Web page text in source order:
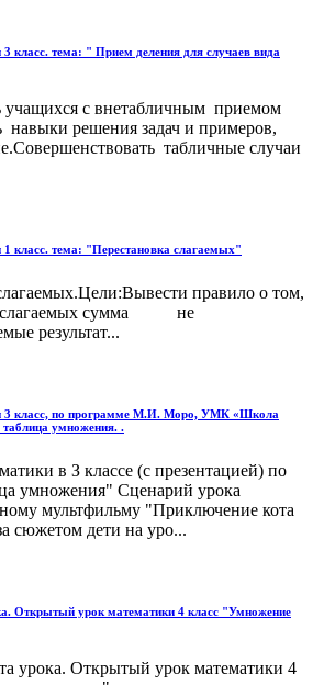
класс. тема: " Прием деления для случаев вида
учащихся с внетабличным приемом
навыки решения задач и примеров,
табличные случаи
класс. тема: "Перестановка слагаемых"
правило о том,
слагаемых сумма не
результат...
3 класс, по программе М.И. Моро, УМК «Школа
умножения. .
в З классе (с презентацией) по
умножения" Сценарий урока
мультфильму "Приключение кота
сюжетом дети на уро...
Открытый урок математики 4 класс "Умножение
урока. Открытый урок математики 4